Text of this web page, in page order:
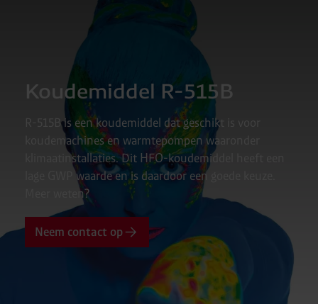
Koudemiddel R-515B
R-515B is een koudemiddel dat geschikt is voor
koudemachines en warmtepompen waaronder
klimaatinstallaties. Dit HFO-koudemiddel heeft een
lage GWP waarde en is daardoor een goede keuze.
Meer weten?
Neem contact op